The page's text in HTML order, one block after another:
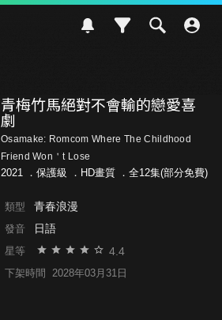
青梅竹馬絕對不會輸的戀愛喜
劇
Osamake: Romcom Where The Childhood
Friend Won＇t Lose
2021 ． 保護級 ．HD畫質 ．全12集(部分免費)
類型 青春浪漫
發音 日語
星等 4.4
下架時間 2028年03月31日